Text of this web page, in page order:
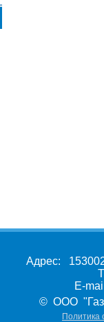
Адрес:
E-
© ООО
Политика